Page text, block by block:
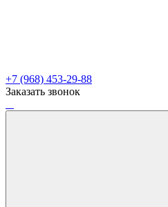
+7 (968) 453-29-88
Заказать звонок